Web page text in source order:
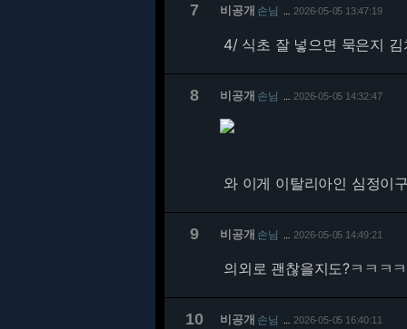
7 비공개 손님 2026-05-05 13:47:19
4/식초 잘 넣으면 묵은지 김
8 비공개 손님 2026-05-05 14:32:47
와 이게 이탈리아인 심정이
9 비공개 손님 2026-05-05 14:49:21
의외로 괜찮을지도?ㅋㅋㅋ
10 비공개 손님 2026-05-05 16:40:11